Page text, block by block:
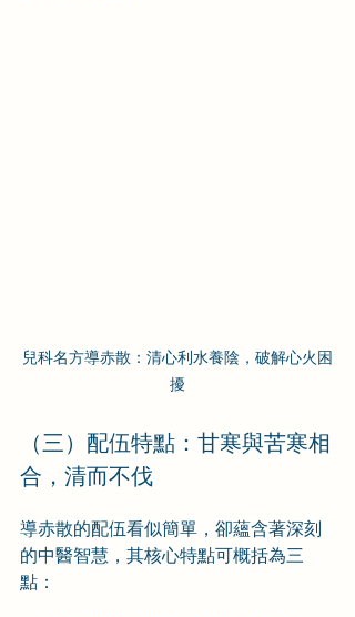
兒科名方導赤散：清心利水養陰，破解心火困
擾
（三）配伍特點：甘寒與苦寒相
合，清而不伐
導赤散的配伍看似簡單，卻蘊含著深刻
的中醫智慧，其核心特點可概括為三
點：